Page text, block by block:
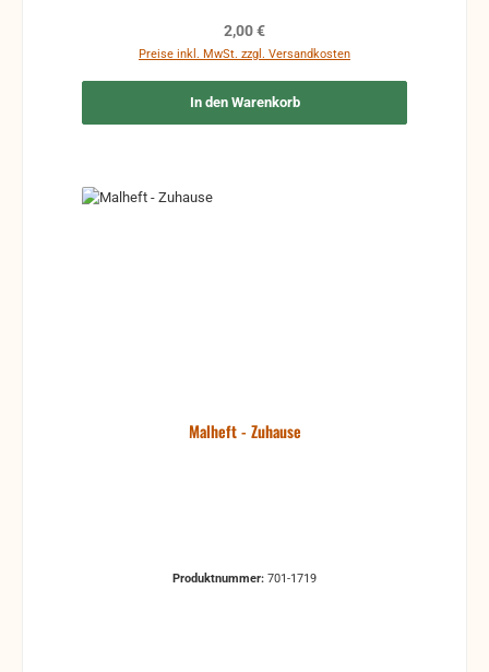
Regulärer Preis:
2,00 €
Preise inkl. MwSt. zzgl. Versandkosten
In den Warenkorb
Malheft - Zuhause
Produktnummer: 701-1719